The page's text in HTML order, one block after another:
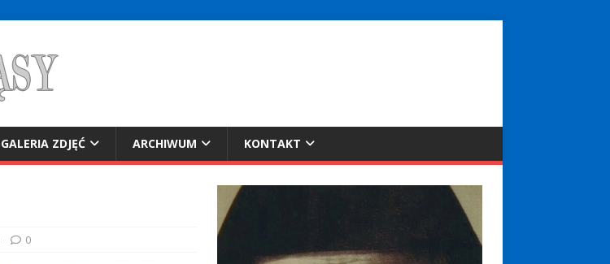
GALERIA ZDJĘĆ ARCHIWUM KONTAKT
0